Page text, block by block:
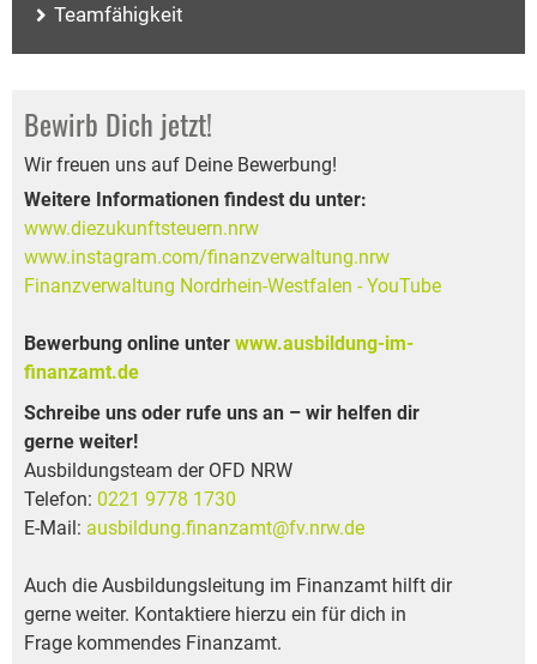
Teamfähigkeit
Bewirb Dich jetzt!
Wir freuen uns auf Deine Bewerbung!
Weitere Informationen findest du unter:
www.diezukunftsteuern.nrw
www.instagram.com/finanzverwaltung.nrw
Finanzverwaltung Nordrhein-Westfalen - YouTube
Bewerbung online unter www.ausbildung-im-
finanzamt.de
Schreibe uns oder rufe uns an – wir helfen dir
gerne weiter!
Ausbildungsteam der OFD NRW
Telefon: 0221 9778 1730
E-Mail: ausbildung.finanzamt@fv.nrw.de
Auch die Ausbildungsleitung im Finanzamt hilft dir
gerne weiter. Kontaktiere hierzu ein für dich in
Frage kommendes Finanzamt.